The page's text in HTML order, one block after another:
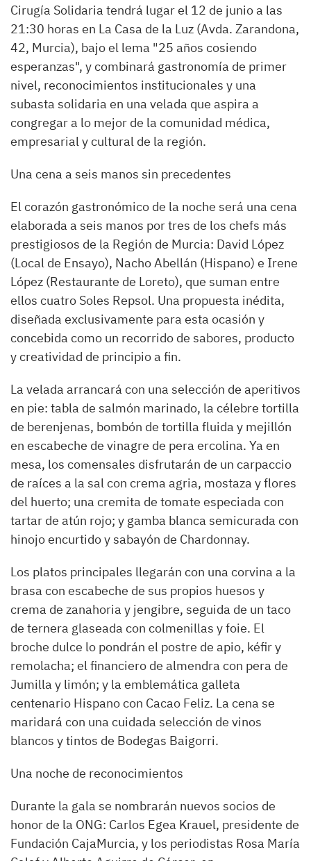
Cirugía Solidaria tendrá lugar el 12 de junio a las
21:30 horas en La Casa de la Luz (Avda. Zarandona,
42, Murcia), bajo el lema "25 años cosiendo
esperanzas", y combinará gastronomía de primer
nivel, reconocimientos institucionales y una
subasta solidaria en una velada que aspira a
congregar a lo mejor de la comunidad médica,
empresarial y cultural de la región.
Una cena a seis manos sin precedentes
El corazón gastronómico de la noche será una cena
elaborada a seis manos por tres de los chefs más
prestigiosos de la Región de Murcia: David López
(Local de Ensayo), Nacho Abellán (Hispano) e Irene
López (Restaurante de Loreto), que suman entre
ellos cuatro Soles Repsol. Una propuesta inédita,
diseñada exclusivamente para esta ocasión y
concebida como un recorrido de sabores, producto
y creatividad de principio a fin.
La velada arrancará con una selección de aperitivos
en pie: tabla de salmón marinado, la célebre tortilla
de berenjenas, bombón de tortilla fluida y mejillón
en escabeche de vinagre de pera ercolina. Ya en
mesa, los comensales disfrutarán de un carpaccio
de raíces a la sal con crema agria, mostaza y flores
del huerto; una cremita de tomate especiada con
tartar de atún rojo; y gamba blanca semicurada con
hinojo encurtido y sabayón de Chardonnay.
Los platos principales llegarán con una corvina a la
brasa con escabeche de sus propios huesos y
crema de zanahoria y jengibre, seguida de un taco
de ternera glaseada con colmenillas y foie. El
broche dulce lo pondrán el postre de apio, kéfir y
remolacha; el financiero de almendra con pera de
Jumilla y limón; y la emblemática galleta
centenario Hispano con Cacao Feliz. La cena se
maridará con una cuidada selección de vinos
blancos y tintos de Bodegas Baigorri.
Una noche de reconocimientos
Durante la gala se nombrarán nuevos socios de
honor de la ONG: Carlos Egea Krauel, presidente de
Fundación CajaMurcia, y los periodistas Rosa María